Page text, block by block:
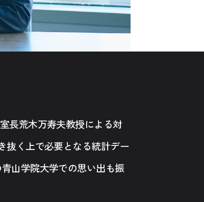
長荒木万寿夫教授による対
抜く上で必要となる統計デー
山学院大学での思い出も振